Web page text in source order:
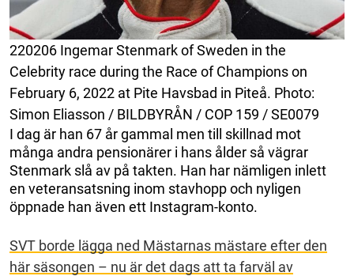
220206 Ingemar Stenmark of Sweden in the
Celebrity race during the Race of Champions on
February 6, 2022 at Pite Havsbad in Piteå. Photo:
Simon Eliasson / BILDBYRÅN / COP 159 / SE0079
I dag är han 67 år gammal men till skillnad mot
många andra pensionärer i hans ålder så vägrar
Stenmark slå av på takten. Han har nämligen inlett
en veteransatsning inom stavhopp och nyligen
öppnade han även ett Instagram-konto.
SVT borde lägga ned Mästarnas mästare efter den
här säsongen – nu är det dags att ta farväl av